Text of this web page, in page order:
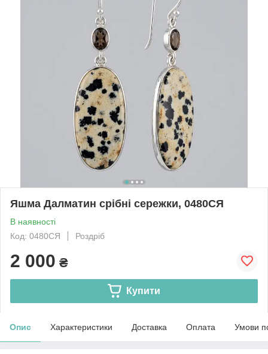
Яшма Далматин срібні сережки, 0480СЯ
В наявності
Код: 0480СЯ
Роздріб
2 000 ₴
Купити
Опис Характеристики Доставка Оплата Умови